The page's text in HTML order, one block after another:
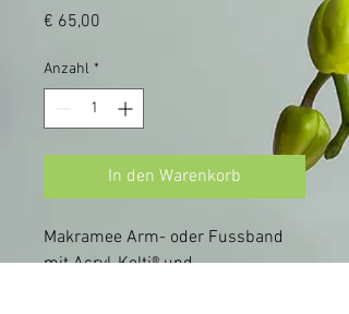
€ 65,00
Anzahl *
In den Warenkorb
Makramee Arm- oder Fussband
mit Acryl-Kelti® und